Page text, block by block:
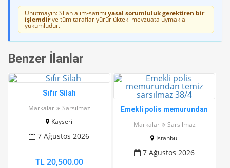
Unutmayın: Silah alım-satımı yasal sorumluluk gerektiren bir
işlemdirve tüm taraflar yürürlükteki mevzuata uymakla
yükümlüdür.
Benzer İlanlar
Sıfır Silah
Markalar
Sarsılmaz
Kayseri
7 Ağustos 2026
TL 20,500.00
Emekli polis memurundan
Markalar
Sarsılmaz
İstanbul
7 Ağustos 2026